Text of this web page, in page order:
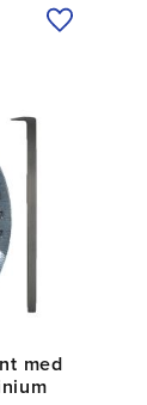
Tilføj til
med